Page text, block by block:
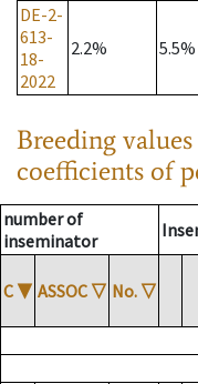
DE-2-
613-
18-
2022
2.2% 5.5%
Breeding
coefficients of
number of
inseminator
C ▼ ASSOC ▽ No. ▽